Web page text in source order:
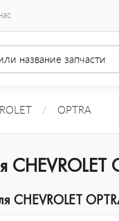
/ OPTRA